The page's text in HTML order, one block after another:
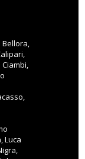
Bellora,
Luca